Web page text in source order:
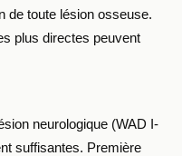
de toute lésion osseuse.
plus directes peuvent
neurologique (WAD I-
suffisantes. Première